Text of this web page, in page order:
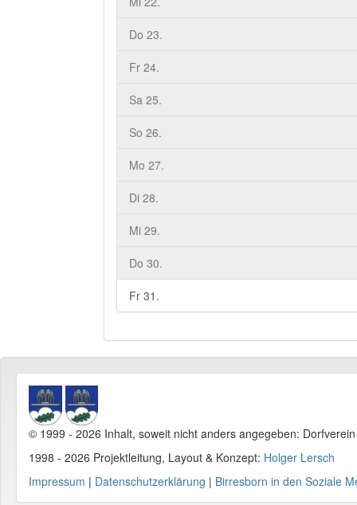
Do 23.
Fr 24.
Sa 25.
So 26.
Mo 27.
Di 28.
Mi 29.
Do 30.
Fr 31.
© 1999 - 2026 Inhalt, soweit nicht anders angegeben:
1998 - 2026 Projektleitung, Layout & Konzept: Holger Lersch
Impressum | Datenschutzerklärung | Birresborn in den Soziale